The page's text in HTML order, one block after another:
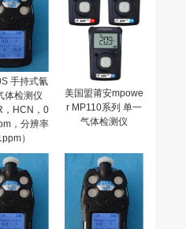
手持式氰
体检测仪
，HCN，0
，分辨率
）
美国盟莆安mpowe
r MP110系列 单一
气体检测仪